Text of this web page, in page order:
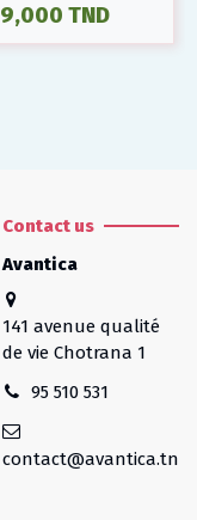
9,000 TND
Contact us
Avantica
141 avenue qualité
de vie Chotrana 1
95 510 531
contact@avantica.tn